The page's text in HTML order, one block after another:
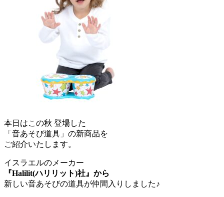
本日はこの秋 登場した
「音あそび道具」の新商品を
ご紹介いたします。
イスラエルのメーカー
『Halilit(ハリリット)社』から
新しい音あそびの道具が仲間入りしました♪